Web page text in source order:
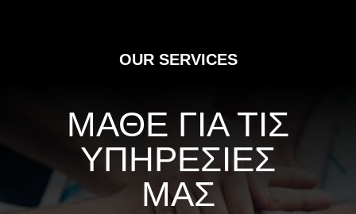
OUR SERVICES
ΜΑΘΕ ΓΙΑ ΤΙΣ
ΥΠΗΡΕΣΙΕΣ
ΜΑΣ